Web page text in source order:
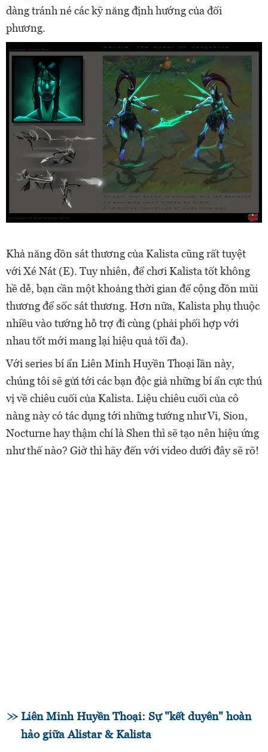
dàng tránh né các kỹ năng định hướng của đối
phương.
Khả năng dồn sát thương của Kalista cũng rất tuyệt
với Xé Nát (E). Tuy nhiên, để chơi Kalista tốt không
hề dễ, bạn cần một khoảng thời gian để cộng dồn mũi
thương để sốc sát thương. Hơn nữa, Kalista phụ thuộc
nhiều vào tướng hỗ trợ đi cùng (phải phối hợp với
nhau tốt mới mang lại hiệu quả tối đa).
Với series bí ẩn Liên Minh Huyền Thoại lần này,
chúng tôi sẽ gửi tới các bạn độc giả những bí ẩn cực thú
vị về chiêu cuối của Kalista. Liệu chiêu cuối của cô
nàng này có tác dụng tới những tướng như Vi, Sion,
Nocturne hay thậm chí là Shen thì sẽ tạo nên hiệu ứng
như thế nào? Giờ thì hãy đến với video dưới đây sẽ rõ!
Liên Minh Huyền Thoại: Sự "kết duyên" hoàn
hảo giữa Alistar & Kalista